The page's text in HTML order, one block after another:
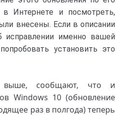
в Интернете и посмотреть,
внесены. Если в описании
исправлении именно вашей
установить это
выше, сообщают, что и
Windows 10 (обновление
раз в полгода) теперь